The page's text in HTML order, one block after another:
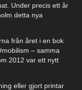
Under precis ett år
detta nya
från året i en bok
– samma
2012 var ett nytt
eller gjort printar